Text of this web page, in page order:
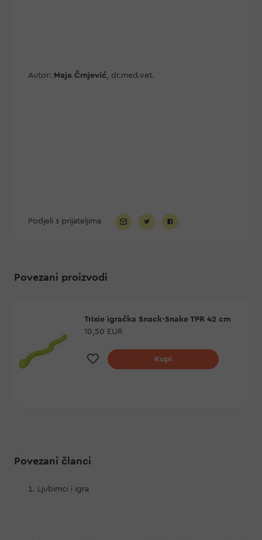
Autor: Maja Črnjević , dr.med.vet.
Podjeli s prijateljima
Povezani proizvodi
Trixie igračka Snack-Snake TPR 42 cm
10,50 EUR
Dodaj na listu želja
Kupi
Povezani članci
Ljubimci i igra